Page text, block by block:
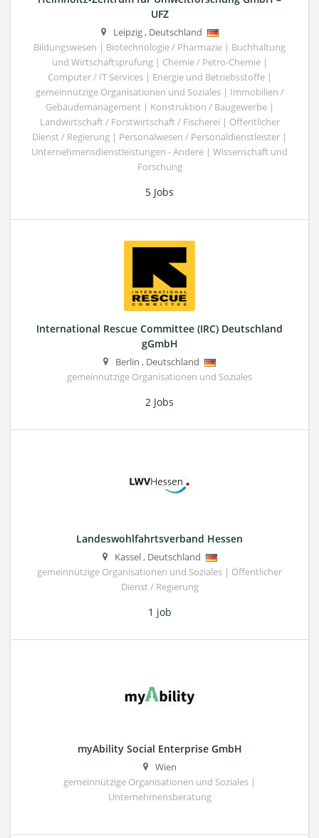
UFZ
Leipzig, Deutschland
Bildungswesen | Biotechnologie / Pharmazie | Buchhaltung
und Wirtschaftsprüfung | Chemie / Petro-Chemie |
Computer / IT Services | Energie und Betriebsstoffe |
gemeinnützige Organisationen und Soziales | Immobilien /
Gebäudemanagement | Konstruktion / Baugewerbe |
Landwirtschaft / Forstwirtschaft / Fischerei | Öffentlicher
Dienst / Regierung | Personalwesen / Personaldienstleister |
Unternehmensdienstleistungen - Andere | Wissenschaft und
Forschung
5 Jobs
International Rescue Committee (IRC) Deutschland
gGmbH
Berlin , Deutschland
gemeinnützige Organisationen und Soziales
2 Jobs
Landeswohlfahrtsverband Hessen
Kassel, Deutschland
gemeinnützige Organisationen und Soziales | Öffentlicher
Dienst / Regierung
1 job
myAbility Social Enterprise GmbH
Wien
gemeinnützige Organisationen und Soziales |
Unternehmensberatung